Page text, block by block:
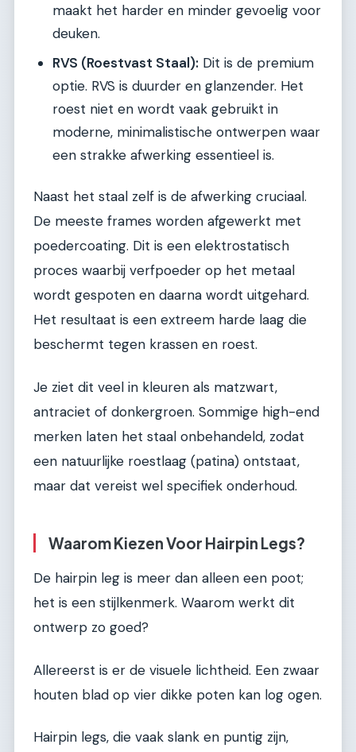
maakt het harder en minder gevoelig voor
deuken.
RVS (Roestvast Staal): Dit is de premium
optie. RVS is duurder en glanzender. Het
roest niet en wordt vaak gebruikt in
moderne, minimalistische ontwerpen waar
een strakke afwerking essentieel is.
Naast het staal zelf is de afwerking cruciaal.
De meeste frames worden afgewerkt met
poedercoating. Dit is een elektrostatisch
proces waarbij verfpoeder op het metaal
wordt gespoten en daarna wordt uitgehard.
Het resultaat is een extreem harde laag die
beschermt tegen krassen en roest.
Je ziet dit veel in kleuren als matzwart,
antraciet of donkergroen. Sommige high-end
merken laten het staal onbehandeld, zodat
een natuurlijke roestlaag (patina) ontstaat,
maar dat vereist wel specifiek onderhoud.
Waarom Kiezen Voor Hairpin Legs?
De hairpin leg is meer dan alleen een poot;
het is een stijlkenmerk. Waarom werkt dit
ontwerp zo goed?
Allereerst is er de visuele lichtheid. Een zwaar
houten blad op vier dikke poten kan log ogen.
Hairpin legs, die vaak slank en puntig zijn,